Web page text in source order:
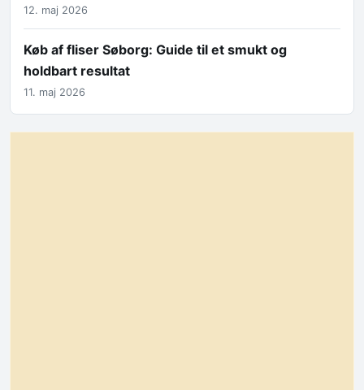
12. maj 2026
Køb af fliser Søborg: Guide til et smukt og
holdbart resultat
11. maj 2026